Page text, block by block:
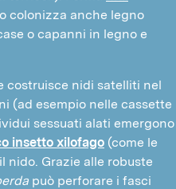
colonizza anche legno
o capanni in legno e
costruisce nidi satelliti nel
(ad esempio nelle cassette
sessuati alati emergono
insetto xilofago (come le
nido. Grazie alle robuste
può perforare i fasci